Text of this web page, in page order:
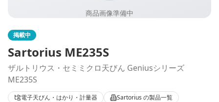
商品画像準備中
掲載中
Sartorius ME235S
ザルトリウス・セミミクロ天びん Geniusシリーズ
ME235S
電子天びん・はかり・計量器 Sartorius の製品一覧